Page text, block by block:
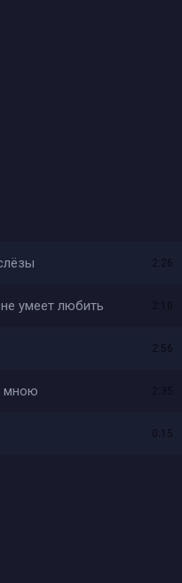
2:26
умеет любить
2:56
мною
0:15